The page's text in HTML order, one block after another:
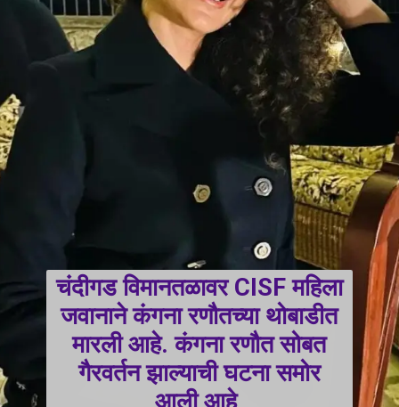
चंदीगड विमानतळावर CISF महिला
जवानाने कंगना रणौतच्या थोबाडीत
मारली आहे. कंगना रणौत सोबत
गैरवर्तन झाल्याची घटना समोर